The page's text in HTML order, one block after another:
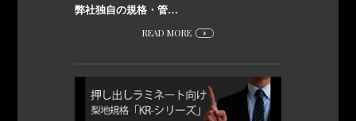
弊社独自の規格・管…
READ MORE